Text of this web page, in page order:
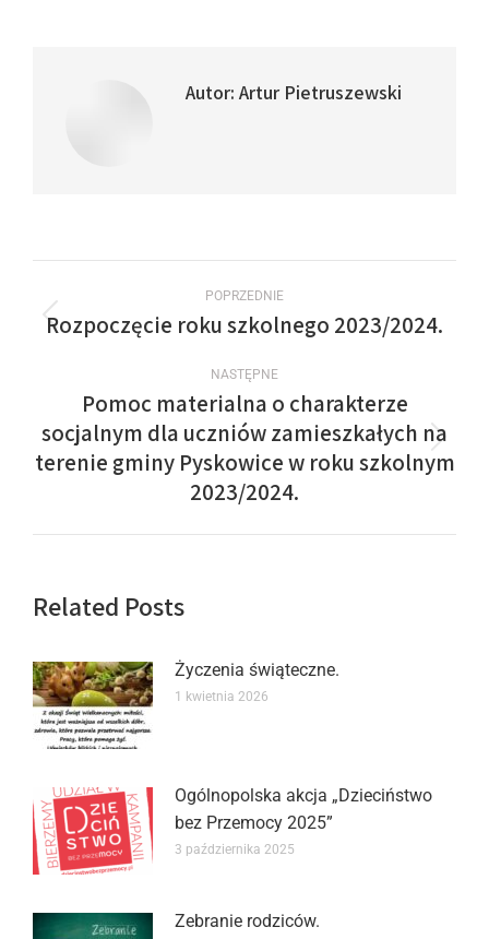
Autor: Artur Pietruszewski
POPRZEDNIE
Rozpoczęcie roku szkolnego 2023/2024.
NASTĘPNE
Pomoc materialna o charakterze
socjalnym dla uczniów zamieszkałych na
terenie gminy Pyskowice w roku szkolnym
2023/2024.
Related Posts
Życzenia świąteczne.
1 kwietnia 2026
Ogólnopolska akcja „Dzieciństwo
bez Przemocy 2025”
3 października 2025
Zebranie rodziców.